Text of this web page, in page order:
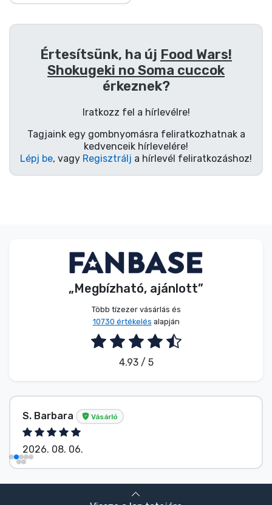
Értesítsünk, ha új Food Wars!
Shokugeki no Soma cuccok
érkeznek?
Iratkozz fel a hírlevélre!
Tagjaink egy gombnyomásra feliratkozhatnak a
kedvenceik hírlevelére!
Lépj be, vagy Regisztrálj a hírlevél feliratkozáshoz!
„Megbízható, ajánlott”
Több tízezer vásárlás és
10730 értékelés alapján
4.93 / 5
S. Barbara Vásárló
2026. 08. 06.
Zenés cuccok
Terméktípusok